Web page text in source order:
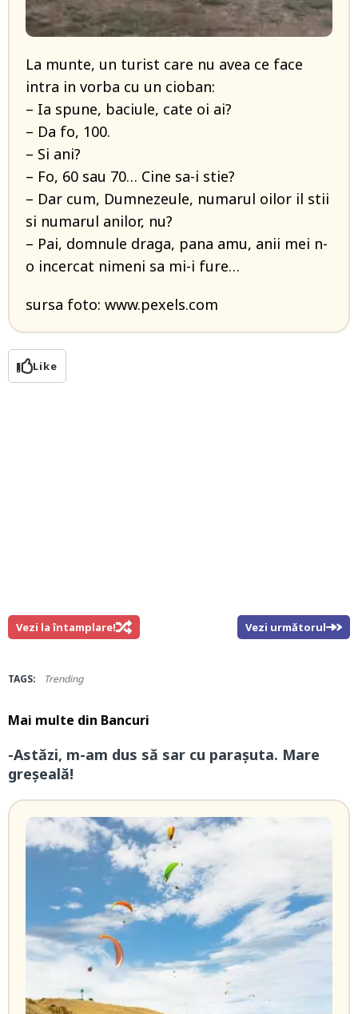
La munte, un turist care nu avea ce face
intra in vorba cu un cioban:
– Ia spune, baciule, cate oi ai?
– Da fo, 100.
– Si ani?
– Fo, 60 sau 70… Cine sa-i stie?
– Dar cum, Dumnezeule, numarul oilor il stii
si numarul anilor, nu?
– Pai, domnule draga, pana amu, anii mei n-
o incercat nimeni sa mi-i fure…
sursa foto: www.pexels.com
Like
Vezi la întamplare! Vezi următorul
TAGS: Trending
Mai multe din Bancuri
-Astăzi, m-am dus să sar cu parașuta. Mare
greșeală!